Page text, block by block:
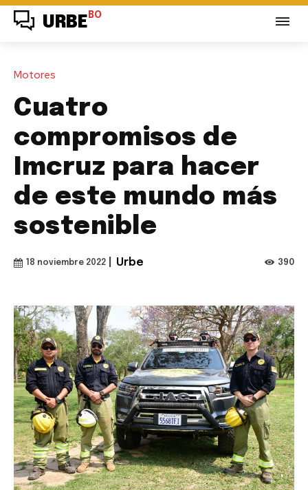
URBE BO
Motores
Cuatro
compromisos de
Imcruz para hacer
de este mundo más
sostenible
18 noviembre 2022 Urbe 390